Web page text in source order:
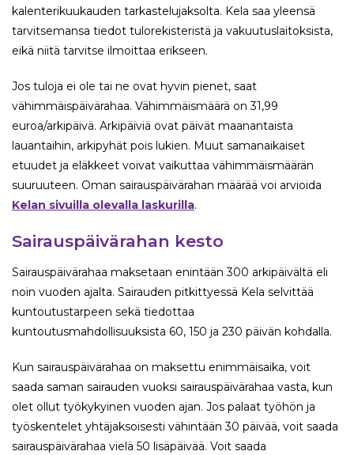
kalenterikuukauden tarkastelujaksolta. Kela saa yleensä
tarvitsemansa tiedot tulorekisteristä ja vakuutuslaitoksista,
eikä niitä tarvitse ilmoittaa erikseen.
Jos tuloja ei ole tai ne ovat hyvin pienet, saat
vähimmäispäivärahaa. Vähimmäismäärä on 31,99
euroa/arkipäivä. Arkipäiviä ovat päivät maanantaista
lauantaihin, arkipyhät pois lukien. Muut samanaikaiset
etuudet ja eläkkeet voivat vaikuttaa vähimmäismäärän
suuruuteen. Oman sairauspäivärahan määrää voi arvioida
Kelan sivuilla olevalla laskurilla.
Sairauspäivärahan kesto
Sairauspäivärahaa maksetaan enintään 300 arkipäivältä eli
noin vuoden ajalta. Sairauden pitkittyessä Kela selvittää
kuntoutustarpeen sekä tiedottaa
kuntoutusmahdollisuuksista 60, 150 ja 230 päivän kohdalla.
Kun sairauspäivärahaa on maksettu enimmäisaika, voit
saada saman sairauden vuoksi sairauspäivärahaa vasta, kun
olet ollut työkykyinen vuoden ajan. Jos palaat työhön ja
työskentelet yhtäjaksoisesti vähintään 30 päivää, voit saada
sairauspäivärahaa vielä 50 lisäpäivää. Voit saada